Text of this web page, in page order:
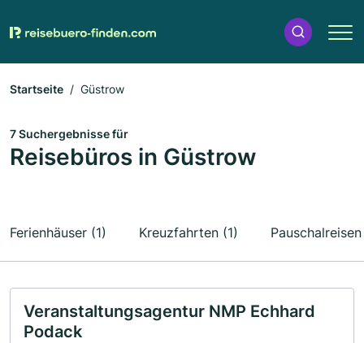
Startseite Güstrow
7 Suchergebnisse für
Reisebüros in Güstrow
Ferienhäuser (1) Kreuzfahrten (1)
Veranstaltungsagentur NMP Echhard
Podack